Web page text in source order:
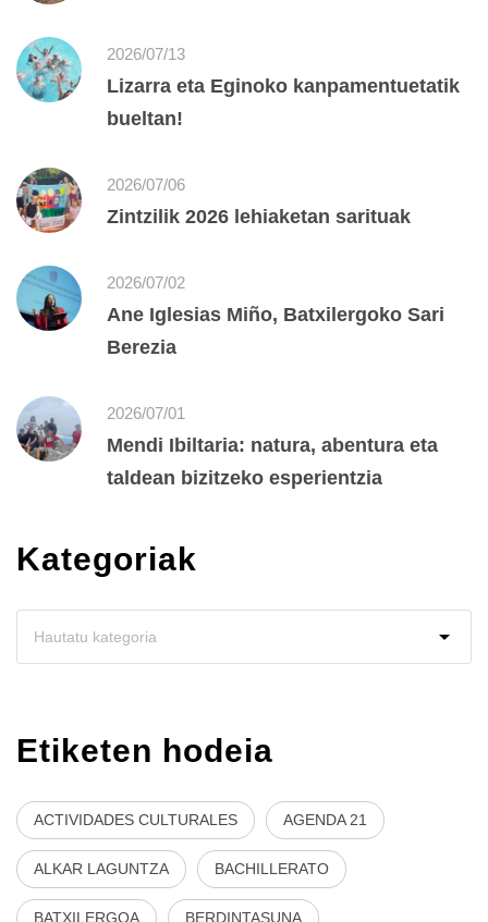
2026/07/13
Lizarra eta Eginoko kanpamentuetatik
bueltan!
2026/07/06
Zintzilik 2026 lehiaketan sarituak
2026/07/02
Ane Iglesias Miño, Batxilergoko Sari
Berezia
2026/07/01
Mendi Ibiltaria: natura, abentura eta
taldean bizitzeko esperientzia
Kategoriak
Etiketen hodeia
ACTIVIDADES CULTURALES AGENDA 21
ALKAR LAGUNTZA BACHILLERATO
BATXILERGOA BERDINTASUNA